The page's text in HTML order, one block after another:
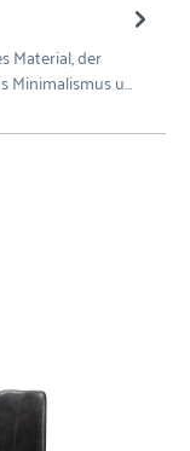
Material, der
Minimalismus u…